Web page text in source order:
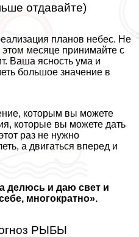
отдавайте)
планов небес. Не
месяце принимайте с
Ваша ясность ума и
большое значение в
которым вы можете
которые вы можете дать
раз не нужно
а двигаться вперед и
делюсь и даю свет и
многократно».
РЫБЫ